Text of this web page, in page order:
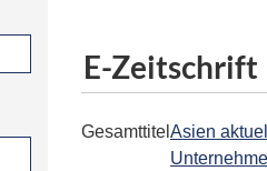
E-Zeitschrift
Gesamttitel Asien